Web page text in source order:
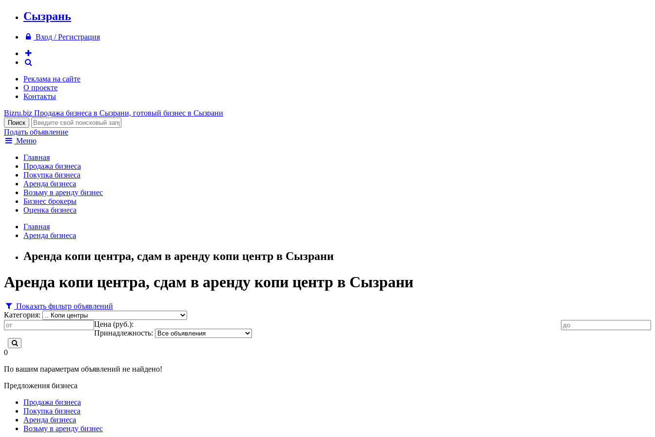
Сызрань
Вход / Регистрация
Реклама на сайте
О проекте
Контакты
Bizru.biz Продажа бизнеса в Сызрани, готовый бизнес в Сызрани
Подать объявление
Меню
Главная
Продажа бизнеса
Покупка бизнеса
Аренда бизнеса
Возьму в аренду бизнес
Бизнес брокеры
Оценка бизнеса
Главная
Аренда бизнеса
Аренда копи центра, сдам в аренду копи центр в Сызрани
Аренда копи центра, сдам в аренду копи центр в Сызрани
Показать фильтр объявлений
Категория:
Цена (руб.):
Принадлежность:
0
По вашим параметрам объявлений не найдено!
Предложения бизнеса
Продажа бизнеса
Покупка бизнеса
Аренда бизнеса
Возьму в аренду бизнес